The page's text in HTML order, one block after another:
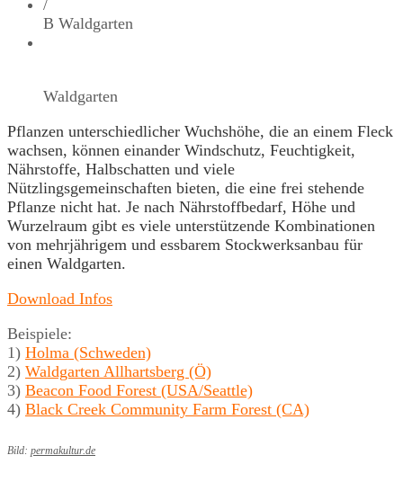
/
B Waldgarten
Waldgarten
Pflanzen unterschiedlicher Wuchshöhe, die an einem Fleck
wachsen, können einander Windschutz, Feuchtigkeit,
Nährstoffe, Halbschatten und viele
Nützlingsgemeinschaften bieten, die eine frei stehende
Pflanze nicht hat. Je nach Nährstoffbedarf, Höhe und
Wurzelraum gibt es viele unterstützende Kombinationen
von mehrjährigem und essbarem Stockwerksanbau für
einen Waldgarten.
Download Infos
Beispiele:
1) Holma (Schweden)
2) Waldgarten Allhartsberg (Ö)
3) Beacon Food Forest (USA/Seattle)
4) Black Creek Community Farm Forest (CA)
Bild: permakultur.de